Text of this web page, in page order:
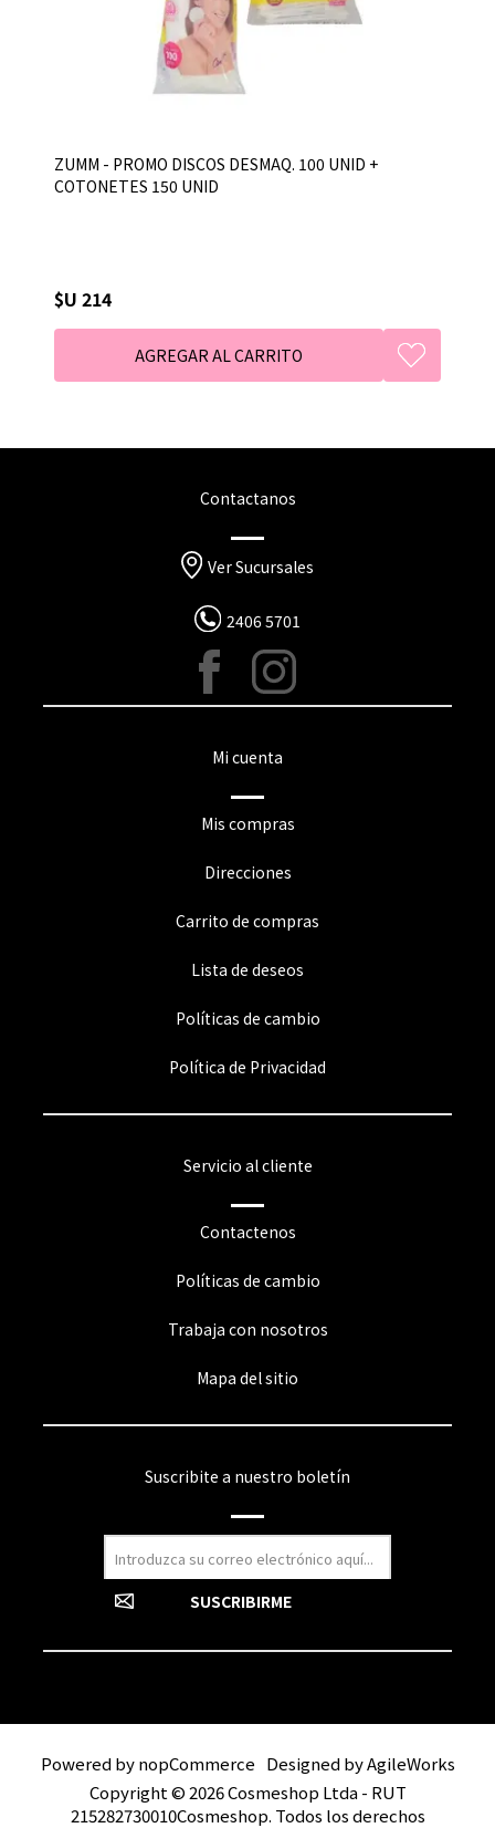
ZUMM - PROMO DISCOS DESMAQ. 100 UNID +
COTONETES 150 UNID
$U 214
Contactanos
Ver Sucursales
2406 5701
Mi cuenta
Mis compras
Direcciones
Carrito de compras
Lista de deseos
Políticas de cambio
Política de Privacidad
Servicio al cliente
Contactenos
Políticas de cambio
Trabaja con nosotros
Mapa del sitio
Suscribite a nuestro boletín
Powered bynopCommerce Designed byAgileWorks
Copyright © 2026 Cosmeshop Ltda - RUT
215282730010Cosmeshop. Todos los derechos